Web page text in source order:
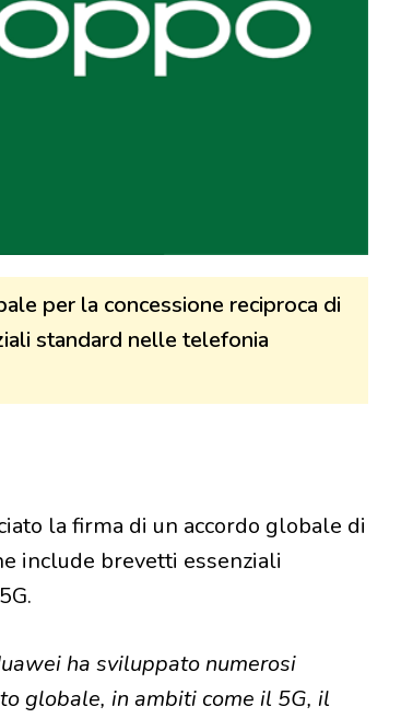
per la concessione reciproca di
standard nelle telefonia
la firma di un accordo globale di
include brevetti essenziali
ha sviluppato numerosi
globale, in ambiti come il 5G, il